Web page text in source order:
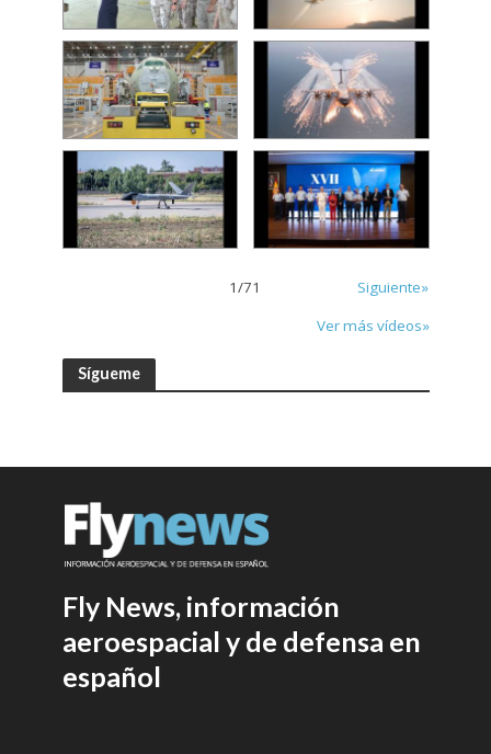
1/71
Siguiente»
Ver más vídeos»
Sígueme
Fly News, información
aeroespacial y de defensa en
español